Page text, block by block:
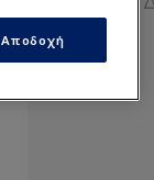
Αποδοχή